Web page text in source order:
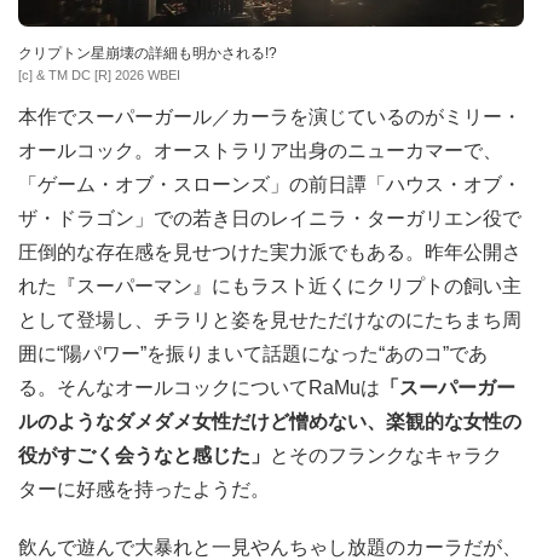
クリプトン星崩壊の詳細も明かされる!?
[c] & TM DC [R] 2026 WBEI
本作でスーパーガール／カーラを演じているのがミリー・
オールコック。オーストラリア出身のニューカマーで、
「ゲーム・オブ・スローンズ」の前日譚「ハウス・オブ・
ザ・ドラゴン」での若き日のレイニラ・ターガリエン役で
圧倒的な存在感を見せつけた実力派でもある。昨年公開さ
れた『スーパーマン』にもラスト近くにクリプトの飼い主
として登場し、チラリと姿を見せただけなのにたちまち周
囲に“陽パワー”を振りまいて話題になった“あのコ”であ
る。そんなオールコックについてRaMuは 「スーパーガー
ルのようなダメダメ女性だけど憎めない、楽観的な女性の
役がすごく会うなと感じた」
とそのフランクなキャラク
ターに好感を持ったようだ。
飲んで遊んで大暴れと一見やんちゃし放題のカーラだが、